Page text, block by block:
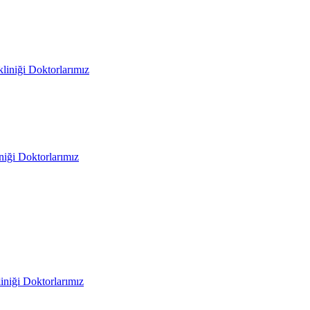
Doktorlarımız
Doktorlarımız
Doktorlarımız